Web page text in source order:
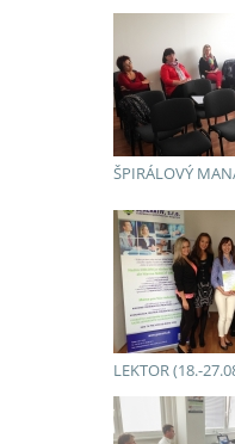
ŠPIRÁLOVÝ
LEKTOR (18.-